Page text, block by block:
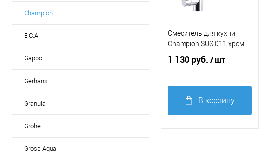
Champion
E.C.A
Gappo
Gerhans
Granula
Grohe
Gross Aqua
Смеситель для кухни
Champion SUS-011 хром
1 130 руб. / шт
В корзину
Купить в 1